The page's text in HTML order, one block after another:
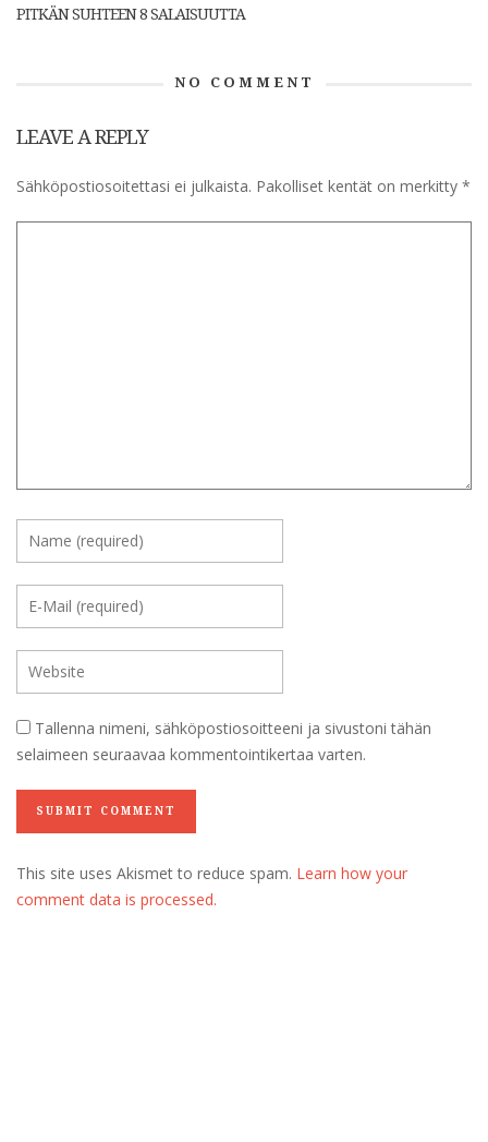
PITKÄN SUHTEEN 8 SALAISUUTTA
NO COMMENT
LEAVE A REPLY
Sähköpostiosoitettasi ei julkaista. Pakolliset kentät on merkitty *
Tallenna nimeni, sähköpostiosoitteeni ja sivustoni tähän
selaimeen seuraavaa kommentointikertaa varten.
This site uses Akismet to reduce spam. Learn how your
comment data is processed.